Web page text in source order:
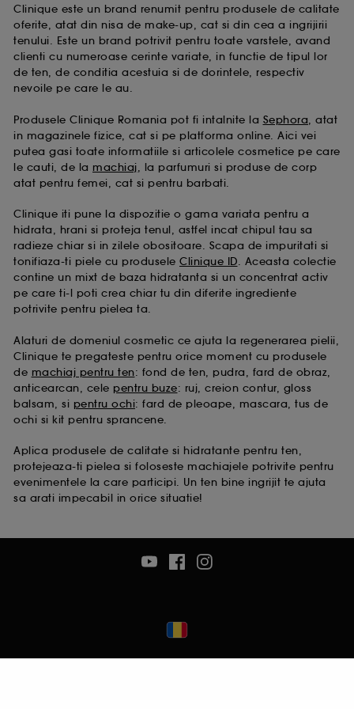
Clinique este un brand renumit pentru produsele de calitate
oferite, atat din nisa de make-up, cat si din cea a ingrijirii
tenului. Este un brand potrivit pentru toate varstele, avand
clienti cu numeroase cerinte variate, in functie de tipul lor
de ten, de conditia acestuia si de dorintele, respectiv
nevoile pe care le au.
Produsele Clinique Romania pot fi intalnite la Sephora, atat
in magazinele fizice, cat si pe platforma online. Aici vei
putea gasi toate informatiile si articolele cosmetice pe care
le cauti, de la machiaj, la parfumuri si produse de corp
atat pentru femei, cat si pentru barbati.
Clinique iti pune la dispozitie o gama variata pentru a
hidrata, hrani si proteja tenul, astfel incat chipul tau sa
radieze chiar si in zilele obositoare. Scapa de impuritati si
tonifiaza-ti piele cu produsele Clinique ID. Aceasta colectie
contine un mixt de baza hidratanta si un concentrat activ
pe care ti-l poti crea chiar tu din diferite ingrediente
potrivite pentru pielea ta.
Alaturi de domeniul cosmetic ce ajuta la regenerarea pielii,
Clinique te pregateste pentru orice moment cu produsele
de machiaj pentru ten: fond de ten, pudra, fard de obraz,
anticearcan, cele pentru buze: ruj, creion contur, gloss
balsam, si pentru ochi: fard de pleoape, mascara, tus de
ochi si kit pentru sprancene.
Aplica produsele de calitate si hidratante pentru ten,
protejeaza-ti pielea si foloseste machiajele potrivite pentru
evenimentele la care participi. Un ten bine ingrijit te ajuta
sa arati impecabil in orice situatie!
Pentru mai multe informatii despre drepturile
dummeavoastra so optiunile de configurare consultati
pagina https://business.safety.google/privacy/
celorlalte necesita acordul tau. Poti sa iti personalizezi
alegerile privind plasarea acestor cookies folosind
optiunea "Schimba preferintele" de mai jos, sau poti
apasa butonul de "Accepta toate" sau "Respinge
toate". Poti alege sa iti modifici preferintele oricand.
Daca doresti mai multe informatii despre cookie-urile